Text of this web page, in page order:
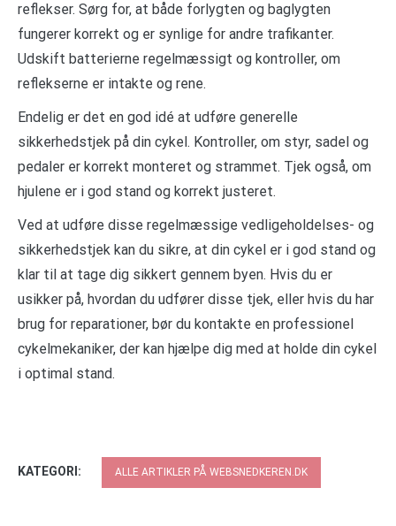
reflekser. Sørg for, at både forlygten og baglygten
fungerer korrekt og er synlige for andre trafikanter.
Udskift batterierne regelmæssigt og kontroller, om
reflekserne er intakte og rene.
Endelig er det en god idé at udføre generelle
sikkerhedstjek på din cykel. Kontroller, om styr, sadel og
pedaler er korrekt monteret og strammet. Tjek også, om
hjulene er i god stand og korrekt justeret.
Ved at udføre disse regelmæssige vedligeholdelses- og
sikkerhedstjek kan du sikre, at din cykel er i god stand og
klar til at tage dig sikkert gennem byen. Hvis du er
usikker på, hvordan du udfører disse tjek, eller hvis du har
brug for reparationer, bør du kontakte en professionel
cykelmekaniker, der kan hjælpe dig med at holde din cykel
i optimal stand.
KATEGORI: ALLE ARTIKLER PÅ WEBSNEDKEREN.DK